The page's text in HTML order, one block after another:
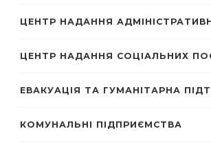
ЦЕНТР НАДАННЯ
ЦЕНТР НАДАННЯ СОЦІАЛЬНИХ
ЕВАКУАЦІЯ ТА ГУМАНІТАРНА
КОМУНАЛЬНІ ПІДПРИЄМСТВА